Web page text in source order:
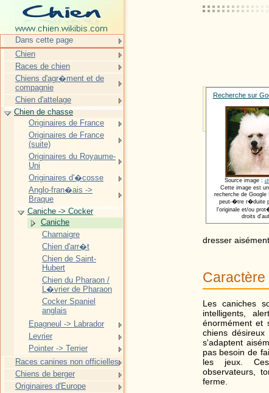
Recherche sur
Source image :
Cette image est
recherche de Google
peut-�tre r�duite
l'originale et/ou
droits
dresser aisément.
Caractère
Les caniches
intelligents,
énormément et
chiens
s'adaptent
pas besoin de
les jeux.
observateurs,
ferme.
Dans cette page
Chien
Races de chien
Chiens d'agr�ment et de
compagnie
Chien d'attelage
Chien de chasse
Originaires de France
Originaires de France
(suite)
Originaires du Royaume-
Uni
Originaires d'�cosse
Anglo-fran�ais ->
Braque
Caniche -> Cocker
Caniche
Charnaigre
Chien d'arr�t
Chien de Saint-
Hubert
Chien du Pharaon /
L�vrier de Pharaon
Cocker Spaniel
anglais
Epagneul -> Labrador
Levrier
Pointer -> Terrier
Races canines non officielles
Chiens de berger
Originaires d'Europe